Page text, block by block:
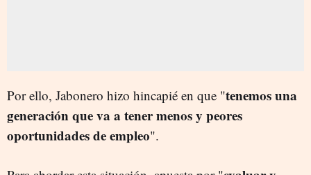
Por ello, Jabonero hizo hincapié en que "tenemos una
generación que va a tener menos y peores
oportunidades de empleo".